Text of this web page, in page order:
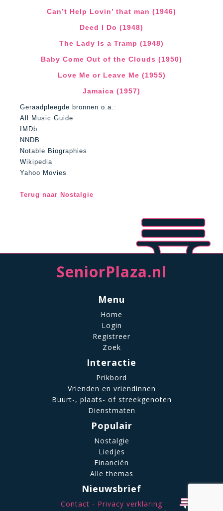
Can’t Help Lovin’ that man (1946)
Deed I Do (1948)
The Lady Is a Tramp (1948)
Baby Come Out of the Clouds (1950)
Love Me or Leave Me (1955)
Jamaica (1957)
Geraadpleegde bronnen o.a.:
All Music Guide
IMDb
NNDB
Notable Biographies
Wikipedia
Yahoo Movies
Terug naar Nostalgie
SeniorPlaza.nl
Menu
Home
Login
Registreer
Zoek
Interactie
Prikbord
Vrienden en vriendinnen
Buurt-, plaats- of streekgenoten
Dienstmaten
Populair
Nostalgie
Liedjes
Financiën
Alle themas
Nieuwsbrief
Contact
Privacy verklaring